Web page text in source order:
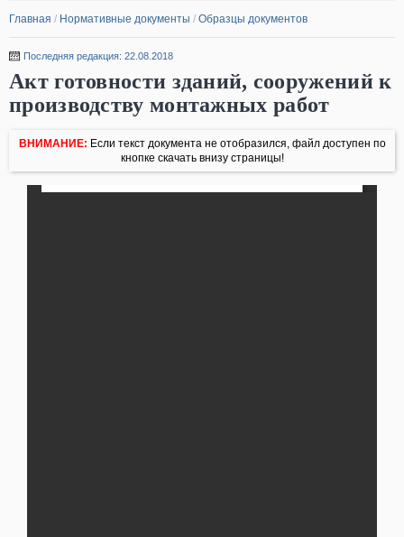
Главная / Нормативные документы / Образцы документов
Последняя редакция: 22.08.2018
Акт готовности зданий, сооружений к
производству монтажных работ
ВНИМАНИЕ: Если текст документа не отобразился, файл доступен по
кнопке скачать внизу страницы!